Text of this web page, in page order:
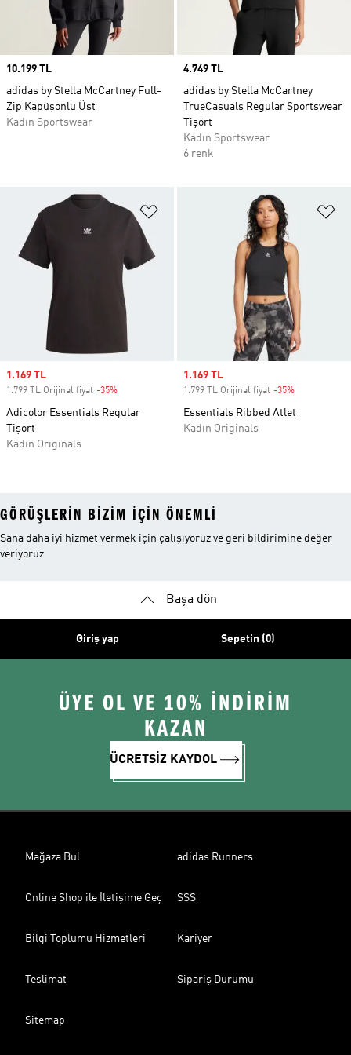
Price
10.199 TL
adidas by Stella McCartney Full-
Zip Kapüşonlu Üst
Kadın Sportswear
Price
4.749 TL
adidas by Stella McCartney
TrueCasuals Regular Sportswear
Tişört
Kadın Sportswear
6 renk
Favori Listesine Ekle
Sale price
1.169 TL
1.799 TL Orijinal fiyat -35%
Adicolor Essentials Regular
Tişört
Kadın Originals
Sale price
1.169 TL
1.799 TL Orijinal fiyat -35%
Essentials Ribbed Atlet
Kadın Originals
GÖRÜŞLERIN BIZIM IÇIN ÖNEMLI
Sana daha iyi hizmet vermek için çalışıyoruz ve geri bildirimine değer
veriyoruz
Başa dön
Giriş yap Sepetin (0)
ÜYE OL VE 10% İNDİRİM
KAZAN
ÜCRETSİZ KAYDOL
Mağaza Bul adidas Runners
Online Shop ile İletişime Geç SSS
Bilgi Toplumu Hizmetleri Kariyer
Teslimat Sipariş Durumu
Sitemap